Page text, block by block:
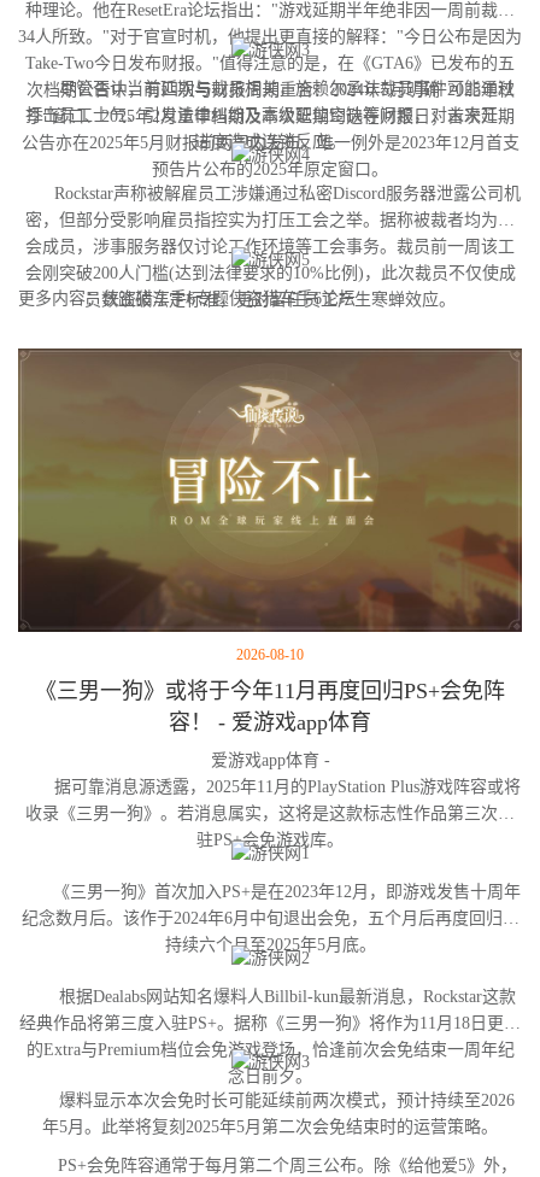
种理论。他在ResetEra论坛指出："游戏延期半年绝非因一周前裁撤
34人所致。"对于官宣时机，他提出更直接的解释："今日公布是因为
Take-Two今日发布财报。"值得注意的是，在《GTA6》已发布的五
次档期公告中，有四次与财报周期重合：2024年5月明确"2025年秋
季"窗口、2025年2月重申档期及本次延期均选在财报日；首次延期
公告亦在2025年5月财报前两周内发布。唯一例外是2023年12月首支
预告片公布的2025年原定窗口。
尽管否认当前延期与裁员相关，施赖尔承认裁员事件可能通过
打击员工士气、引发法律纠纷及高级职位空缺等问题，对未来开发
进度造成连锁反应。
Rockstar声称被解雇员工涉嫌通过私密Discord服务器泄露公司机
密，但部分受影响雇员指控实为打压工会之举。据称被裁者均为工
会成员，涉事服务器仅讨论工作环境等工会事务。裁员前一周该工
会刚突破200人门槛(达到法律要求的10%比例)，此次裁员不仅使成
员数跌破法定标准，更对留任员工产生寒蝉效应。
更多内容：侠盗猎车手6专题侠盗猎车手6论坛
2026-08-10
《三男一狗》或将于今年11月再度回归PS+会免阵
容！ - 爱游戏app体育
爱游戏app体育 -
据可靠消息源透露，2025年11月的PlayStation Plus游戏阵容或将
收录《三男一狗》。若消息属实，这将是这款标志性作品第三次进
驻PS+会免游戏库。
《三男一狗》首次加入PS+是在2023年12月，即游戏发售十周年
纪念数月后。该作于2024年6月中旬退出会免，五个月后再度回归并
持续六个月至2025年5月底。
根据Dealabs网站知名爆料人Billbil-kun最新消息，Rockstar这款
经典作品将第三度入驻PS+。据称《三男一狗》将作为11月18日更新
的Extra与Premium档位会免游戏登场，恰逢前次会免结束一周年纪
念日前夕。
爆料显示本次会免时长可能延续前两次模式，预计持续至2026
年5月。此举将复刻2025年5月第二次会免结束时的运营策略。
PS+会免阵容通常于每月第二个周三公布。除《给他爱5》外，